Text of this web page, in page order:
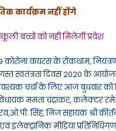
कार्यक्रम नहीं होंगे
बच्चों को नहीं मिलेगी प्रवेश
कोरोना वायरस के रोकथाम,
अगस्त स्वतंत्रता दिवस 2020 के
चर्चा के लिए आज बुधवार को
ममता चंद्राकर, कलेक्टर
सिंह, निज सहायक श्री
इलेक्ट्रानिक मीडिया